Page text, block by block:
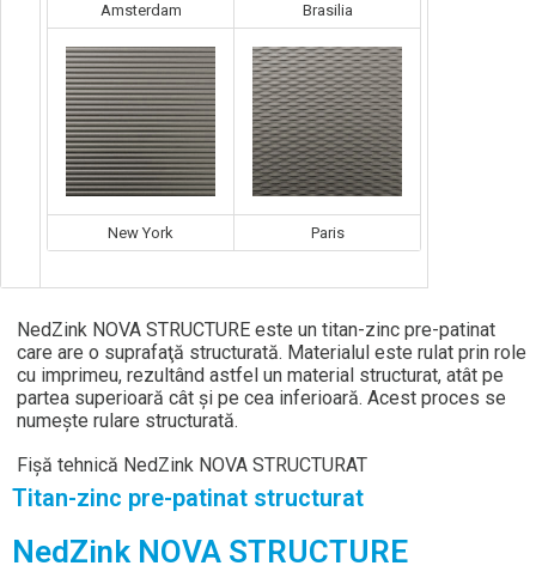
Amsterdam Brasilia
New York Paris
NedZink NOVA STRUCTURE este un titan-zinc pre-patinat
care are o suprafaţă structurată. Materialul este rulat prin role
cu imprimeu, rezultând astfel un material structurat, atât pe
partea superioară cât şi pe cea inferioară. Acest proces se
numeşte rulare structurată.
Fişă tehnică NedZink NOVA STRUCTURAT
Titan-zinc pre-patinat structurat
NedZink NOVA STRUCTURE